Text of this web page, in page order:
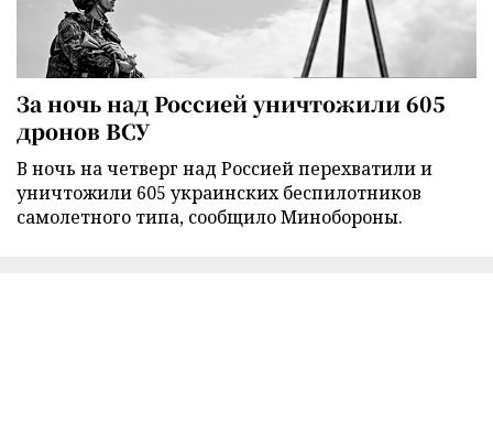
За ночь над Россией уничтожили 605
дронов ВСУ
В ночь на четверг над Россией перехватили и
уничтожили 605 украинских беспилотников
самолетного типа, сообщило Минобороны.